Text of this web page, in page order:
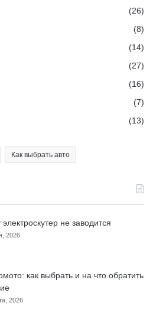
(26)
(8)
(14)
(27)
(16)
(7)
(13)
Как выбрать авто
не заводится
2026
как выбрать и на что обратить
2026